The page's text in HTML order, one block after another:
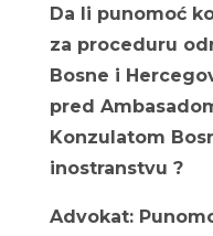
Da li punomoć
za proceduru
Bosne i
pred
Konzulatom
inostranstvu ?
Advokat: